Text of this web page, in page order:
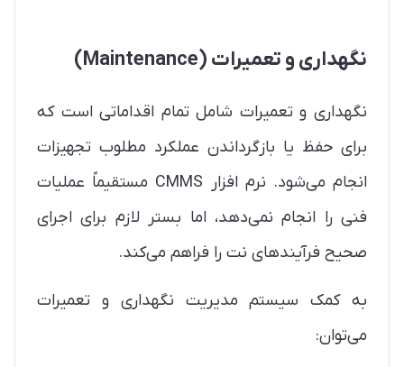
نگهداری و تعمیرات (Maintenance)
نگهداری و تعمیرات شامل تمام اقداماتی است که
برای حفظ یا بازگرداندن عملکرد مطلوب تجهیزات
انجام می‌شود. نرم افزار CMMS مستقیماً عملیات
فنی را انجام نمی‌دهد، اما بستر لازم برای اجرای
صحیح فرآیندهای نت را فراهم می‌کند.
به کمک سیستم مدیریت نگهداری و تعمیرات
می‌توان: